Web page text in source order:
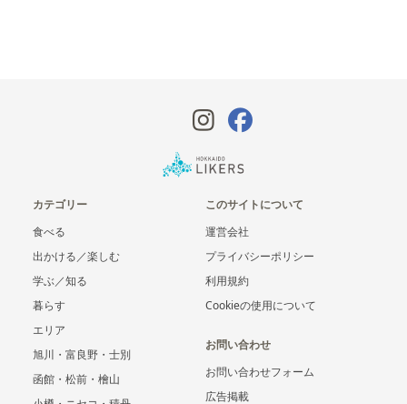
カテゴリー
食べる
出かける／楽しむ
学ぶ／知る
暮らす
エリア
旭川・富良野・士別
函館・松前・檜山
このサイトについて
運営会社
プライバシーポリシー
利用規約
Cookieの使用について
お問い合わせ
お問い合わせフォーム
広告掲載